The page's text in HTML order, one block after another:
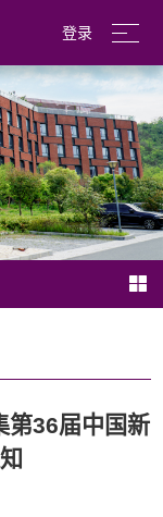
登录
English
第36届中国新